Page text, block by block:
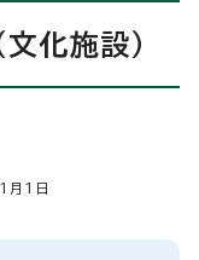
化施設）
1月1日